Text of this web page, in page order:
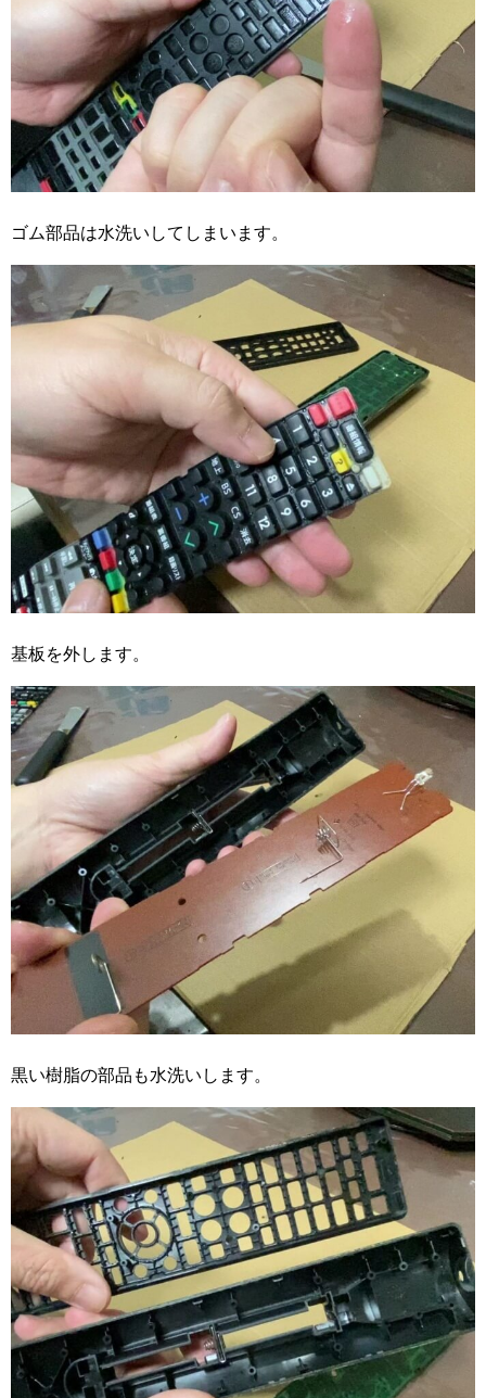
ゴム部品は水洗いしてしまいます。
基板を外します。
黒い樹脂の部品も水洗いします。